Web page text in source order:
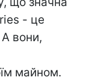
- це
А вони,
майном.